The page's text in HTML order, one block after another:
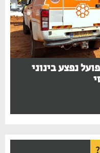
נפצע בינוני